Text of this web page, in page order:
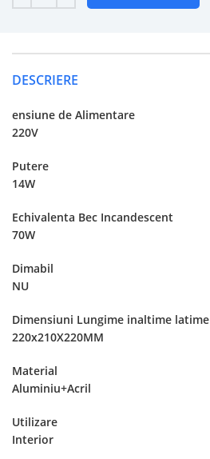
DESCRIERE
ensiune de Alimentare
220V
Putere
14W
Echivalenta Bec Incandescent
70W
Dimabil
NU
Dimensiuni Lungime inaltime latime
220x210X220MM
Material
Aluminiu+Acril
Utilizare
Interior